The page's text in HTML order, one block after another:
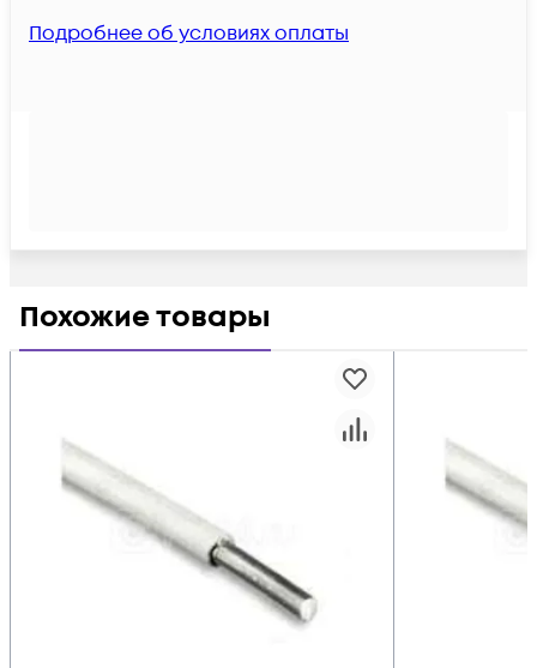
Подробнее об условиях оплаты
Похожие товары